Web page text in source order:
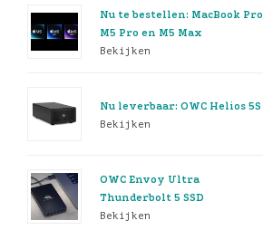
Nu te bestellen: MacBook Pro
M5 Pro en M5 Max
Bekijken
Nu leverbaar: OWC Helios 5S
Bekijken
OWC Envoy Ultra
Thunderbolt 5 SSD
Bekijken